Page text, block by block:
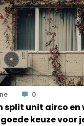
0
split unit airco
keuze voor